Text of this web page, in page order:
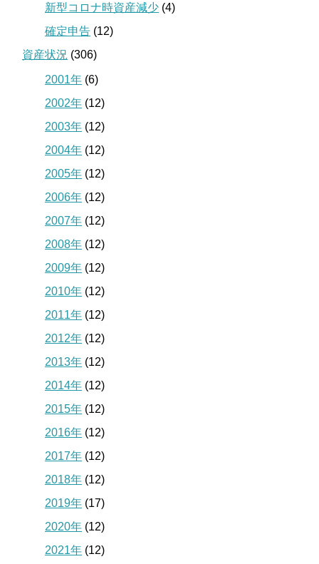
新型コロナ時資産減少 (4)
確定申告 (12)
資産状況 (306)
2001年 (6)
2002年 (12)
2003年 (12)
2004年 (12)
2005年 (12)
2006年 (12)
2007年 (12)
2008年 (12)
2009年 (12)
2010年 (12)
2011年 (12)
2012年 (12)
2013年 (12)
2014年 (12)
2015年 (12)
2016年 (12)
2017年 (12)
2018年 (12)
2019年 (17)
2020年 (12)
2021年 (12)